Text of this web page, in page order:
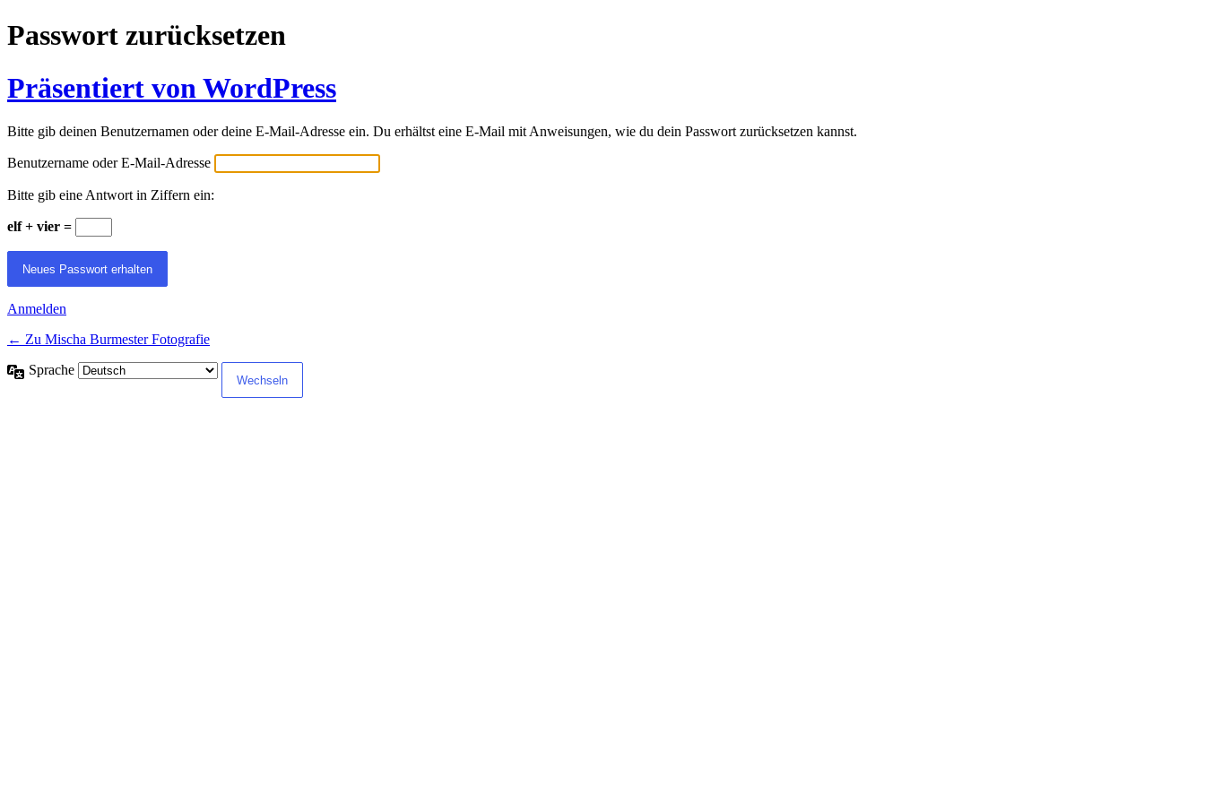
Passwort zurücksetzen
Präsentiert von WordPress
Bitte gib deinen Benutzernamen oder deine E-Mail-Adresse ein. Du erhältst eine E-Mail mit Anweisungen, wie du dein Passwort zurücksetzen kannst.
Benutzername oder E-Mail-Adresse
Bitte gib eine Antwort in Ziffern ein:
elf + vier =
Anmelden
← Zu Mischa Burmester Fotografie
Sprache